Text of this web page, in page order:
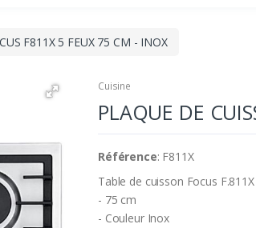
F811X 5 FEUX 75 CM - INOX
Cuisine
PLAQUE DE
Référence: F811X
Table de cuisson Focus F.811X
- 75 cm
- Couleur Inox